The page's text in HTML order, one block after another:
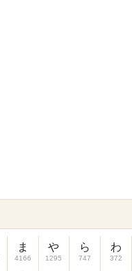
ま
4166
や
1295
ら
747
わ
372